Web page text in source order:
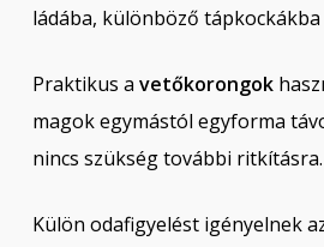
ládába, különböző tápkockákba
Praktikus a vetőkorongok
magok egymástól egyforma
nincs szükség további ritkításra.
Külön odafigyelést igényelnek